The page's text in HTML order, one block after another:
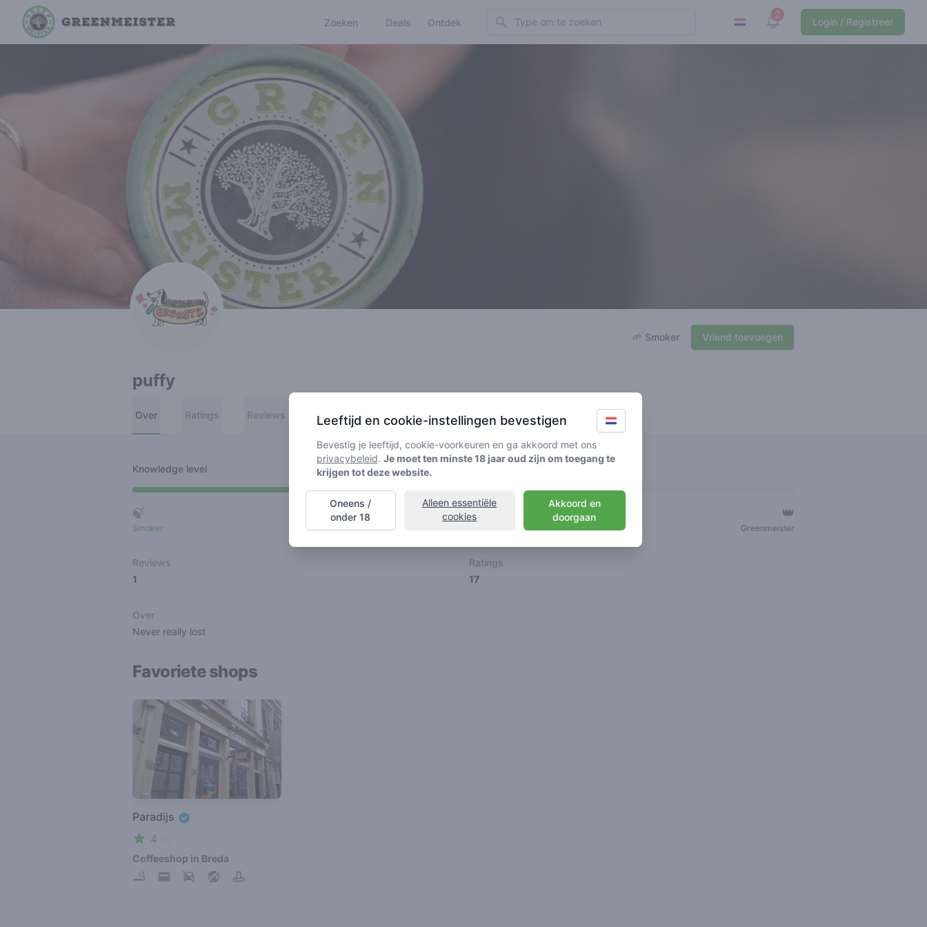
Zoeken Deals Ontdek Search 2
View notifications
Login / Registreer
🌱 Smoker Vriend toevoegen
puffy
Over Ratings Reviews Vrienden
Knowledge level
🍃
Smoker Roller
🥦
Spaceranger
👑
Greenmeister
Reviews
1
Ratings
17
Over
Never really lost
Favoriete shops
Paradijs
4
Coffeeshop in Breda
Leeftijd en cookie-instellingen bevestigen
Bevestig je leeftijd, cookie-voorkeuren en ga akkoord met ons
privacybeleid. Je moet ten minste 18 jaar oud zijn om toegang te
krijgen tot deze website.
Akkoord en
doorgaan
Alleen essentiële
cookies
Oneens /
onder 18